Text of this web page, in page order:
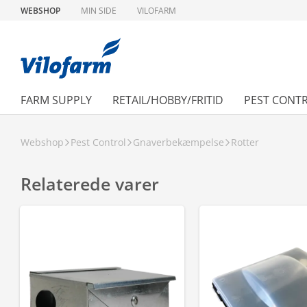
WEBSHOP MIN SIDE VILOFARM
FARM SUPPLY RETAIL/HOBBY/FRITID PEST
Webshop Pest Control Gnaverbekæmpelse Rotter
Relaterede varer